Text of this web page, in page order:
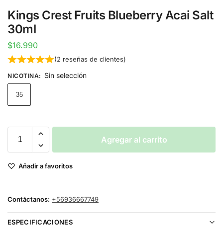
Kings Crest Fruits Blueberry Acai Salt
30ml
$16.990
(2 reseñas de clientes)
NICOTINA: Sin selección
35
Agregar al carrito
Añadir a favoritos
Contáctanos: +56936667749
ESPECIFICACIONES